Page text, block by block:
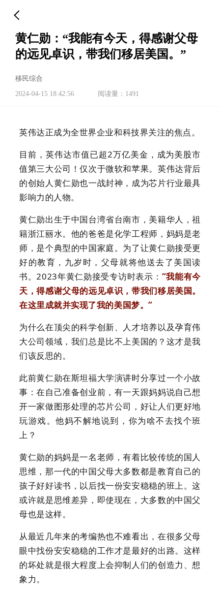
黄仁勋：“我能有今天，得感谢父母
的远见卓识，带我们移居美国。”
移民综合
2024-04-15 18:42:56
阅读量：1491
英伟达正成为全世界企业和科技界关注的焦点。
目前，英伟达市值已超2万亿美金，成为美股市
值第三大公司！仅次于微软和苹果。英伟达背后
的创始人黄仁勋也一战封神，成为芯片行业最具
影响力的人物。
黄仁勋出生于中国台湾省台南市，美籍华人，祖
籍浙江丽水。他的爸爸是化学工程师，妈妈是老
师，是个典型的中国家庭。为了让黄仁勋接受更
好的教育，九岁时，父母就将他送去了美国读
书。2023年黄仁勋接受专访时表示： “我能有今
天，得感谢父母的远见卓识，带我们移居美国。
在这里成就并实现了我的美国梦。”
为什么在顶尖的科学创新、人才培养以及孕育伟
大公司领域，我们总是比不上美国的？这才是我
们该反思的。
此前黄仁勋在斯坦福大学演讲时分享过一个小故
事：在自己准备创业前，有一天跟妈妈说自己想
开一家做图形处理的芯片公司，好让人们更好地
玩游戏。他妈不解地说到，你为啥不去找个班
上？
黄仁勋的妈妈是一名老师，有着比较传统的国人
思维，那一代的中国父母大多数都是教育自己的
孩子好好读书，以后找一份安安稳稳的班上。这
或许就是思维差异，即使现在，大多数的中国父
母也是这样。
从最近几年来的考编热也不难看出，在很多父母
眼中找份安安稳稳的工作才是最好的出路。这样
的坏处就是很大程度上会抑制人们的创造力、想
象力。